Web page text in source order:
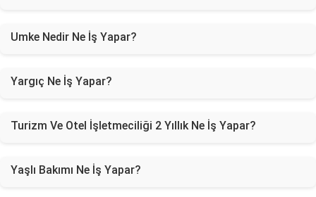
Umke Nedir Ne İş Yapar?
Yargıç Ne İş Yapar?
Turizm Ve Otel İşletmeciliği 2 Yıllık Ne İş Yapar?
Yaşlı Bakımı Ne İş Yapar?